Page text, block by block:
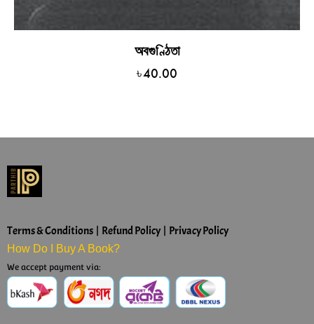
অবগুণ্ঠিতা
৳40.00
Terms & Conditions | Refund Policy | Privacy Policy
How Do I Buy A Book?
We accept payment via: